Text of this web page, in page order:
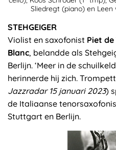
Sliedregt (piano) en Leen
STEHGEIGER
Violist en saxofonist Piet de
Blanc, belandde als
Berlijn. ‘Meer in de
herinnerde hij zich.
Jazzradar 15 januari 2023)
de Italiaanse
Stuttgart en Berlijn.